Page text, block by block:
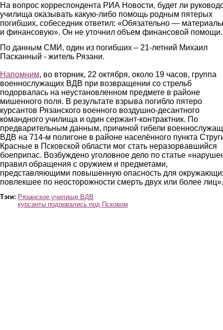
На вопрос корреспондента РИА Новости, будет ли
училища оказывать какую-либо помощь родным пятерых
погибших, собеседник ответил: «Обязательно —
и финансовую». Он не уточнил объем финансовой помощи.
По данным СМИ, один из погибших – 21-летний Михаил
Пасканный - житель Рязани.
Напомним, во вторник, 22 октября, около 19 часов, группа
военнослужащих ВДВ при возвращении со стрельб
подорвалась на неустановленном предмете в районе
мишенного поля. В результате взрыва погибло пятеро
курсантов Рязанского военного воздушно-десантного
командного училища и один сержант-контрактник. По
предварительным данным, причиной гибели
ВДВ на 714-м полигоне в районе населённого пункта
Красные в Псковской области мог стать неразорвавшийся
боеприпас. Возбуждено уголовное дело по статье
правил обращения с оружием и предметами,
представляющими повышенную опасность для
повлекшее по неосторожности смерть двух или более лиц».
Тэги: Рязанское училище ВДВ
курсанты подорвались под Псковом